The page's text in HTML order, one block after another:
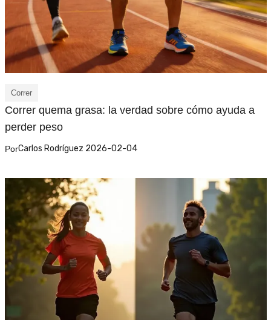
Correr
Correr quema grasa: la verdad sobre cómo ayuda a
perder peso
PorCarlos Rodríguez 2026-02-04